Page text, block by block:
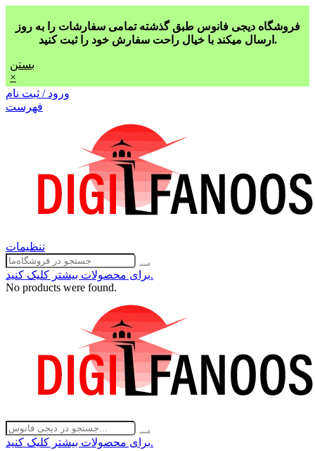
فروشگاه دیجی فانوس طبق گذشته تمامی سفارشات را به روز
ارسال میکند با خیال راحت سفارش خود را ثبت کنید.
بستن
×
ورود / ثبت نام
فهرست
تنظیمات
برای محصولات بیشتر کلیک کنید.
No products were found.
برای محصولات بیشتر کلیک کنید.